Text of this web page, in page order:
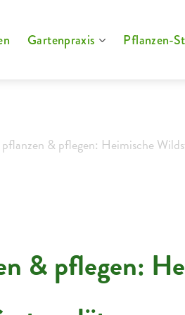
Gartenpraxis Pflanzen-
& pflegen: Heimische
& pflegen: